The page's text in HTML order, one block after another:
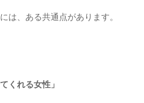
は、ある共通点があります。
くれる女性」